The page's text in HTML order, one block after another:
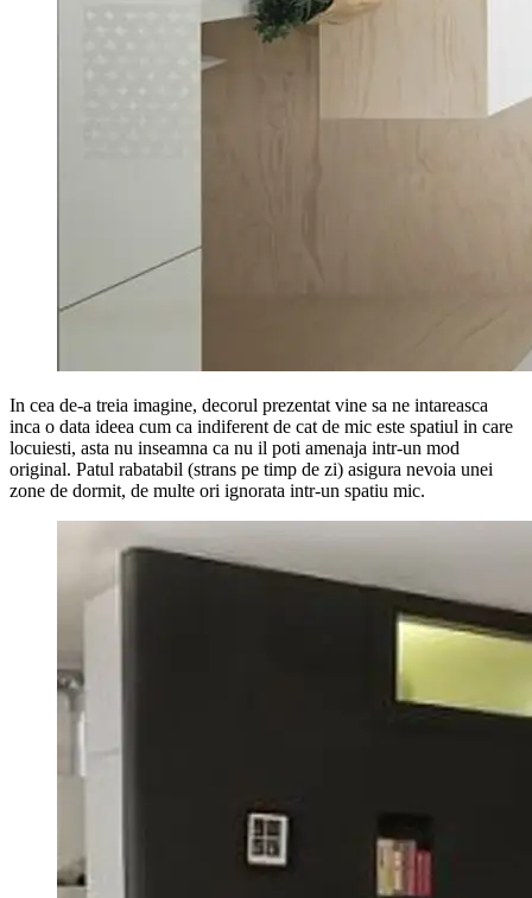
In cea de-a treia imagine, decorul prezentat vine sa ne intareasca
inca o data ideea cum ca indiferent de cat de mic este spatiul in care
locuiesti, asta nu inseamna ca nu il poti amenaja intr-un mod
original. Patul rabatabil (strans pe timp de zi) asigura nevoia unei
zone de dormit, de multe ori ignorata intr-un spatiu mic.